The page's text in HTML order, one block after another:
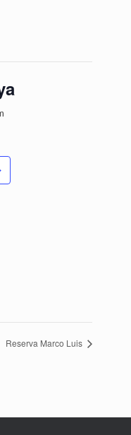
Reserva Marco Luis